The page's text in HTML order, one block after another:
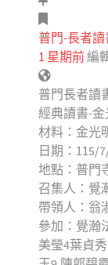
普門-長者讀
1 星期前編
普門長者讀
經典讀書-
材料：金光
日期：115/
地點：普門
召集人：覺
帶領人：翁
參加：覺瀚
美瑩4葉貞